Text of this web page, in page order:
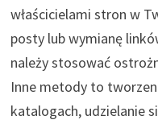
właścicielami stron w
posty lub wymianę
należy stosować
Inne metody to
katalogach, udzielanie